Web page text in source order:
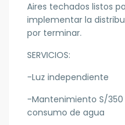
Aires techados listos
implementar la
por terminar.
SERVICIOS:
-Luz independiente
-Mantenimiento S/350
consumo de agua